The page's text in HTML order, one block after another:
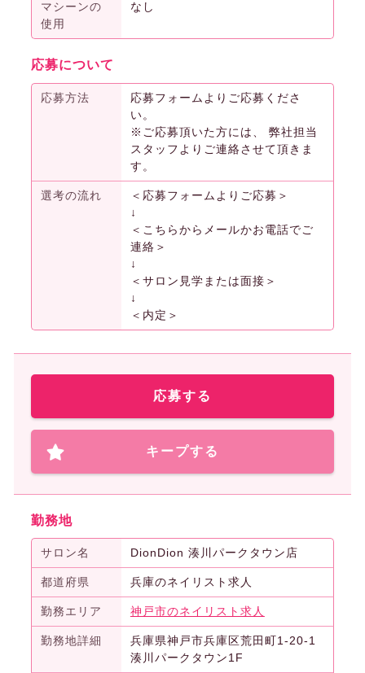
マシーンの
使用
なし
応募について
応募方法
応募フォームよりご応募くださ
い。
※ご応募頂いた方には、 弊社担当
スタッフよりご連絡させて頂きま
す。
選考の流れ
＜応募フォームよりご応募＞
↓
＜こちらからメールかお電話でご
連絡＞
↓
＜サロン見学または面接＞
↓
＜内定＞
応募する
キープする
勤務地
サロン名 DionDion 湊川パークタウン店
都道府県 兵庫のネイリスト求人
勤務エリア 神戸市のネイリスト求人
勤務地詳細
兵庫県神戸市兵庫区荒田町1-20-1
湊川パークタウン1F